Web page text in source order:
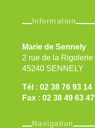
Information
Marie de Sennely
2 rue de la Rigolerie
45240 SENNELY
Tél : 02 38 76 93 14
Fax : 02 38 49 63 47
Navigation